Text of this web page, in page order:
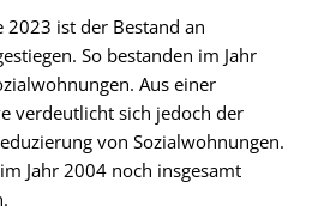
2023 ist der Bestand an
So bestanden im Jahr
Aus einer
verdeutlicht sich jedoch der
von Sozialwohnungen.
Jahr 2004 noch insgesamt